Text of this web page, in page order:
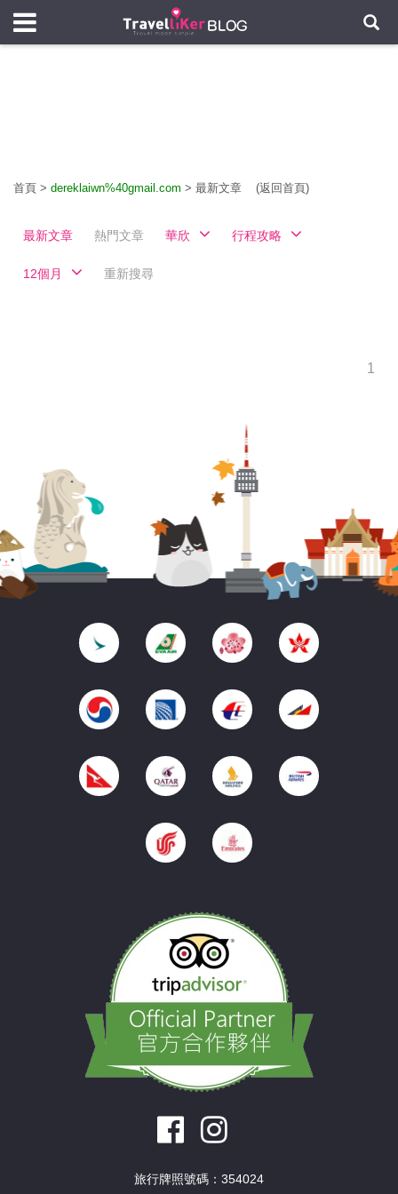
首頁 > dereklaiwn%40gmail.com > 最新文章 (返回首頁)
最新文章 熱門文章 華欣 行程攻略
12個月 重新搜尋
1
旅行牌照號碼：354024